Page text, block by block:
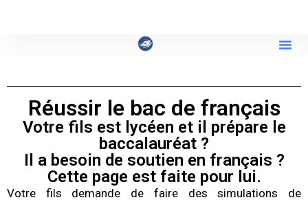
Réussir le bac de français
Votre fils est lycéen et il prépare le
baccalauréat ?
Il a besoin de soutien en français ?
Cette page est faite pour lui.
Votre fils demande de faire des simulations de